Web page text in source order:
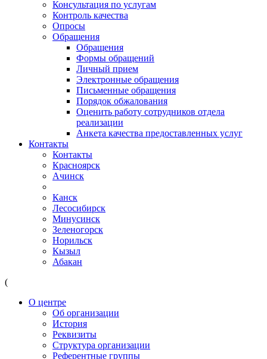
Консультация по услугам
Контроль качества
Опросы
Обращения
Обращения
Формы обращений
Личный прием
Электронные обращения
Письменные обращения
Порядок обжалования
Оценить работу сотрудников отдела
реализации
Анкета качества предоставленных услуг
Контакты
Контакты
Красноярск
Ачинск
Канск
Лесосибирск
Минусинск
Зеленогорск
Норильск
Кызыл
Абакан
(
О центре
Об организации
История
Реквизиты
Структура организации
Референтные группы